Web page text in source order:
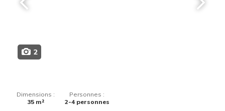
Dimensions :
35 m²
Personnes :
2-4 personnes
2